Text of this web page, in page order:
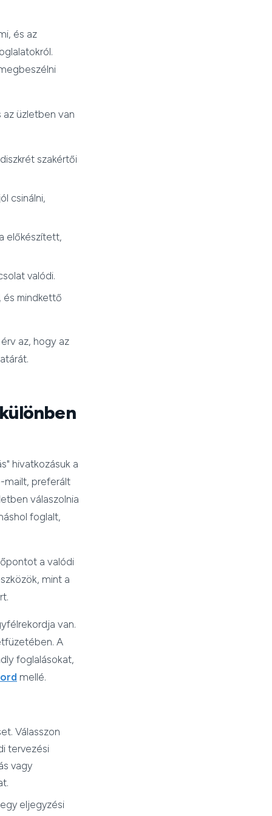
és az
üzletben van
szakértői
csinálni,
előkészített,
valódi.
és mindkettő
az, hogy az
hivatkozásuk a
mailt, preferált
válaszolnia
foglalt,
a valódi
mint a
van.
A
foglalásokat,
mellé.
Válasszon
tervezési
vagy
eljegyzési